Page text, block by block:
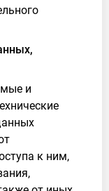
и
к ним,